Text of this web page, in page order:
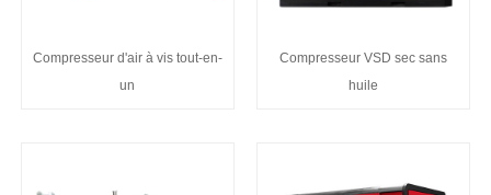
Compresseur d'air à vis tout-en-
un
Compresseur VSD sec sans
huile